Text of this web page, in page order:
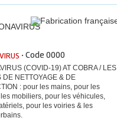
· Code 0000
(COVID-19) AT COBRA / LES
DE NETTOYAGE & DE
: pour les mains, pour les
mobiliers, pour les véhicules,
pour les voiries & les